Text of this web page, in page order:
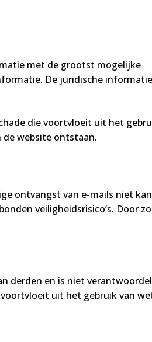
met de grootst mogelijke
De juridische
die voortvloeit uit het
de website ontstaan.
ontvangst van e-mails niet
veiligheidsrisico’s. Door
derden en is niet
uit het gebruik van